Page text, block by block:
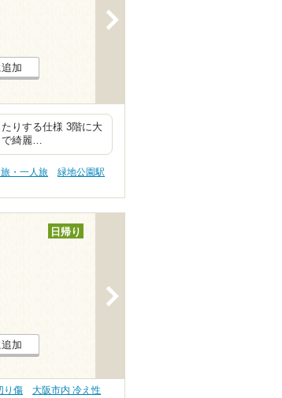
加
りする仕様 3階に大
で綺麗…
・一人旅
緑地公園駅
日帰り
加
り傷
大阪市内 冷え性